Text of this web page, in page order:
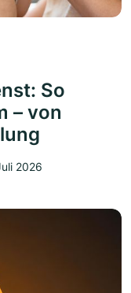
So
– von
2026